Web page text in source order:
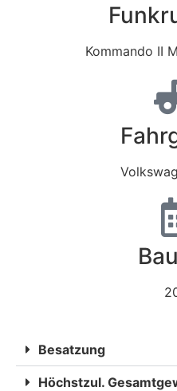
Kommando II
Besatzung
Höchstzul.